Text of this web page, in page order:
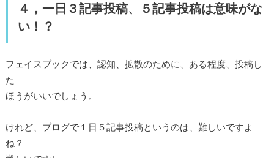
４，一日３記事投稿、５記事投稿は意味がな
い！？
フェイスブックでは、認知、拡散のために、ある程度、投稿し
た
ほうがいいでしょう。
けれど、ブログで１日５記事投稿というのは、難しいですよ
ね？